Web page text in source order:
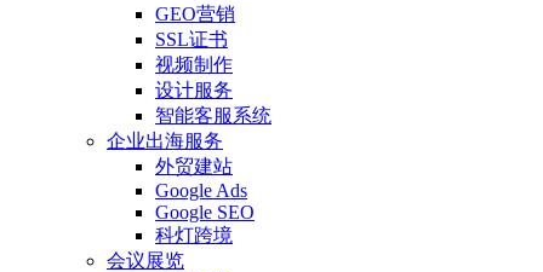
GEO营销
SSL证书
视频制作
设计服务
智能客服系统
企业出海服务
外贸建站
Google Ads
Google SEO
科灯跨境
会议展览